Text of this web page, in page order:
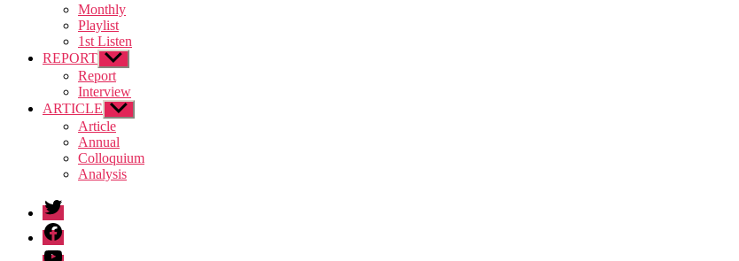
Monthly
Playlist
1st Listen
REPORT Show
sub
menu
Report
Interview
ARTICLE Show
sub
menu
Article
Annual
Colloquium
Analysis
twitter
facebook
Youtube